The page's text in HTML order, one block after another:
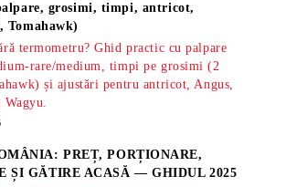
grosimi, timpi, antricot,
Tomahawk)
termometru? Ghid practic cu palpare
rare/medium, timpi pe grosimi (2
și ajustări pentru antricot, Angus,
PREȚ, PORȚIONARE,
ȘI GĂTIRE ACASĂ — GHIDUL 2025